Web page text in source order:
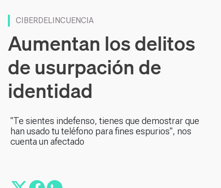
CIBERDELINCUENCIA
Aumentan los delitos
de usurpación de
identidad
"Te sientes indefenso, tienes que demostrar que
han usado tu teléfono para fines espurios", nos
cuenta un afectado